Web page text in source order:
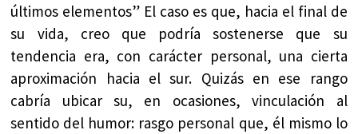
últimos elementos” El caso es que, hacia el final de
su vida, creo que podría sostenerse que su
tendencia era, con carácter personal, una cierta
aproximación hacia el sur. Quizás en ese rango
cabría ubicar su, en ocasiones, vinculación al
sentido del humor: rasgo personal que, él mismo lo